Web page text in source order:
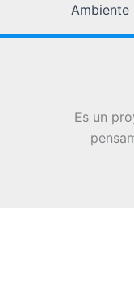
Ambiente
Es un